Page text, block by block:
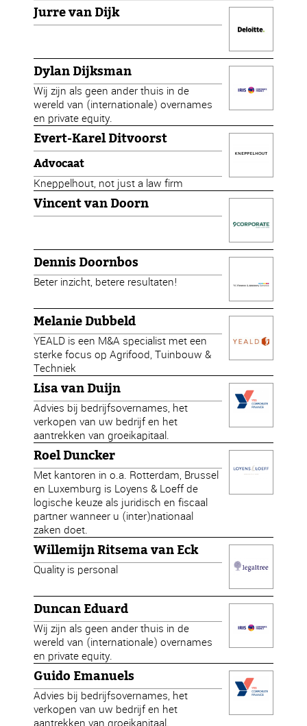
Jurre van Dijk
Dylan Dijksman
Wij zijn als geen ander thuis in de
wereld van (internationale) overnames
en private equity.
Evert-Karel Ditvoorst
Advocaat
Kneppelhout, not just a law firm
Vincent van Doorn
Dennis Doornbos
Beter inzicht, betere resultaten!
Melanie Dubbeld
YEALD is een M&A specialist met een
sterke focus op Agrifood, Tuinbouw &
Techniek
Lisa van Duijn
Advies bij bedrijfsovernames, het
verkopen van uw bedrijf en het
aantrekken van groeikapitaal.
Roel Duncker
Met kantoren in o.a. Rotterdam, Brussel
en Luxemburg is Loyens & Loeff de
logische keuze als juridisch en fiscaal
partner wanneer u (inter)nationaal
zaken doet.
Willemijn Ritsema van Eck
Quality is personal
Duncan Eduard
Wij zijn als geen ander thuis in de
wereld van (internationale) overnames
en private equity.
Guido Emanuels
Advies bij bedrijfsovernames, het
verkopen van uw bedrijf en het
aantrekken van groeikapitaal.